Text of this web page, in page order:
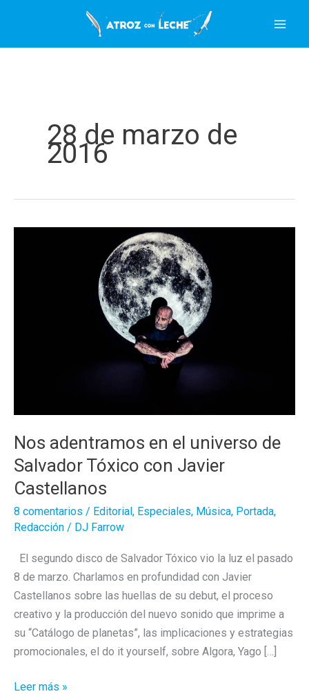
contenido
28 de marzo de
2016
Nos adentramos en el universo de
Salvador Tóxico con Javier
Castellanos
8 comentarios / Editorial , Especiales, Música, Portada,
Redacción / DJ Farrow
El segundo disco de Salvador Tóxico vio la luz el pasado
8 de marzo. Charlamos en profundidad con Javier
Castellanos sobre las huellas de su debut, el proceso
creativo y la producción del nuevo sonido que imprime a
su “Catálogo de planetas”, las implicaciones y estrategias
promocionales, el do it yourself, sobre Algora, Yago […]
Nos
Leer más »